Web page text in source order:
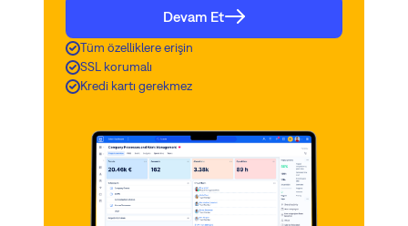
Devam Et
Tüm özelliklere erişin
SSL korumalı
Kredi kartı gerekmez